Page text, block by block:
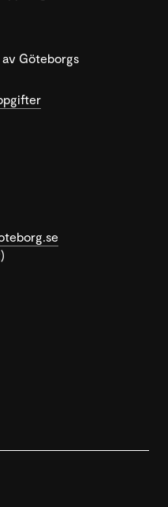
Göteborgs